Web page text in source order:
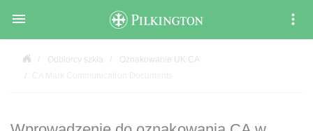

Odbiorcy szkła
Oznakowanie UK CA